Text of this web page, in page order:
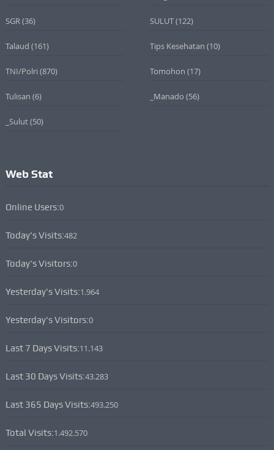
SGR (36) SULUT(122)
Talaud (161) Tips Kesehatan (10)
TNI/Polri (870) Tomohon (17)
Tulisan (6) _Manado (56)
_Sulut(50)
Web Stat
Online Users:0
Today's Visits:482
Today's Visitors:0
Yesterday's Visits:1.964
Yesterday's Visitors:0
Last 7 Days Visits:11.143
Last 30 Days Visits:43.283
Last 365 Days Visits:493.250
Total Visits:1.492.570